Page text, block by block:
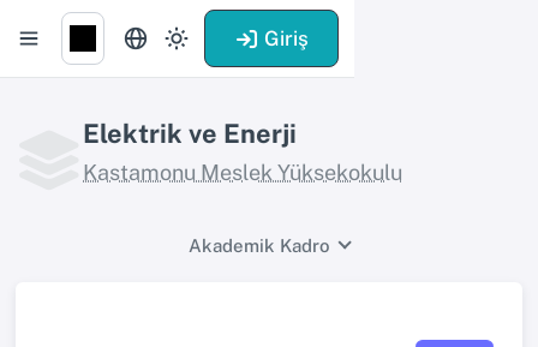
Giriş
Elektrik ve Enerji
Kastamonu Meslek Yüksekokulu
Akademik Kadro